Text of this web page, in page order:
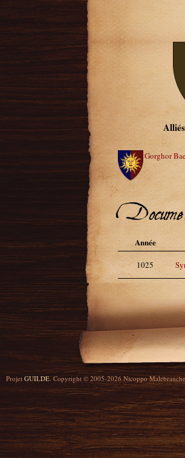
Gorghor
Année
1025
Projet GUILDE. Copyright © 2005-2026 Nicoppo Malebranche